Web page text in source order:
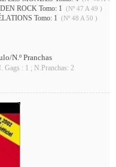
ROCK Tomo: 1 (Nº 47 A 49 )
Tomo: 1 (Nº 48 A 50 )
N.º Pranchas
Gags : 1 ; N.Pranchas: 2